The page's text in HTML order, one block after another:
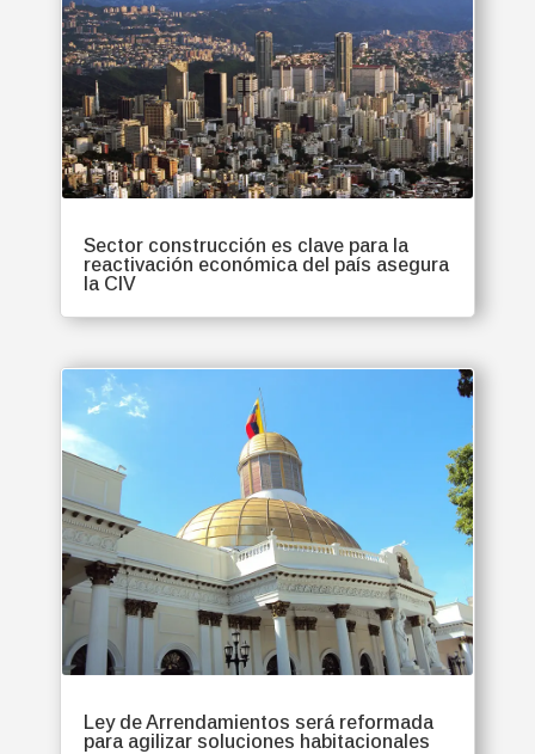
Sector construcción es clave para la
reactivación económica del país asegura
la CIV
Ley de Arrendamientos será reformada
para agilizar soluciones habitacionales